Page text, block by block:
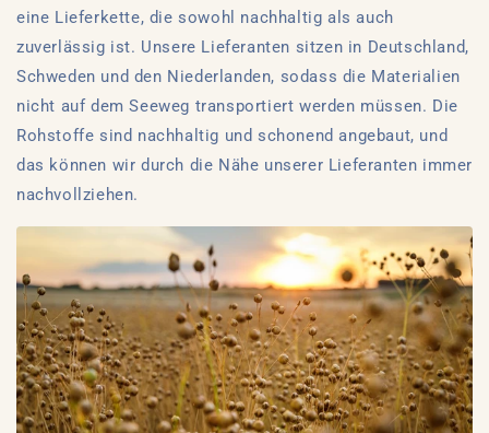
eine Lieferkette, die sowohl nachhaltig als auch
zuverlässig ist. Unsere Lieferanten sitzen in Deutschland,
Schweden und den Niederlanden, sodass die Materialien
nicht auf dem Seeweg transportiert werden müssen. Die
Rohstoffe sind nachhaltig und schonend angebaut, und
das können wir durch die Nähe unserer Lieferanten immer
nachvollziehen.